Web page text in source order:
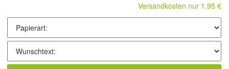
Versandkosten nur 1,95 €